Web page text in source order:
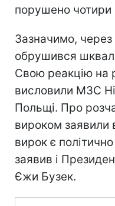
порушено чотири
Зазначимо, через
обрушився
Свою реакцію на
висловили МЗС
Польщі. Про
вироком
вирок є
заявив і
Єжи Бузек.